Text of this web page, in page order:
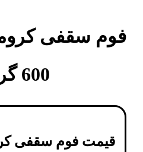
600 گرمی